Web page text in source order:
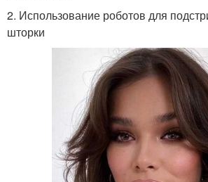
2. Использование роботов для
шторки